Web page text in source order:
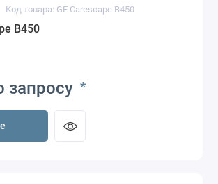
Код товара: GE Carescape B450
B450
запросу *